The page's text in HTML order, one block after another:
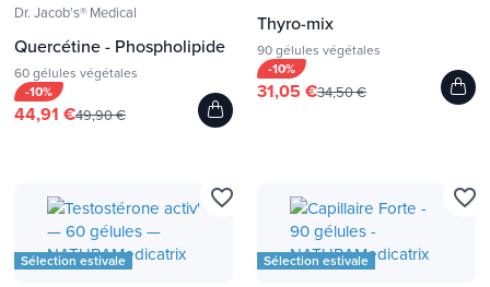
Dr. Jacob's® Medical
Quercétine - Phospholipide
60 gélules végétales
-10%
44,91 €49,90 €
Thyro-mix
90 gélules végétales
-10%
31,05 €34,50 €
Sélection estivale
favorite_border
Sélection estivale
favorite_border